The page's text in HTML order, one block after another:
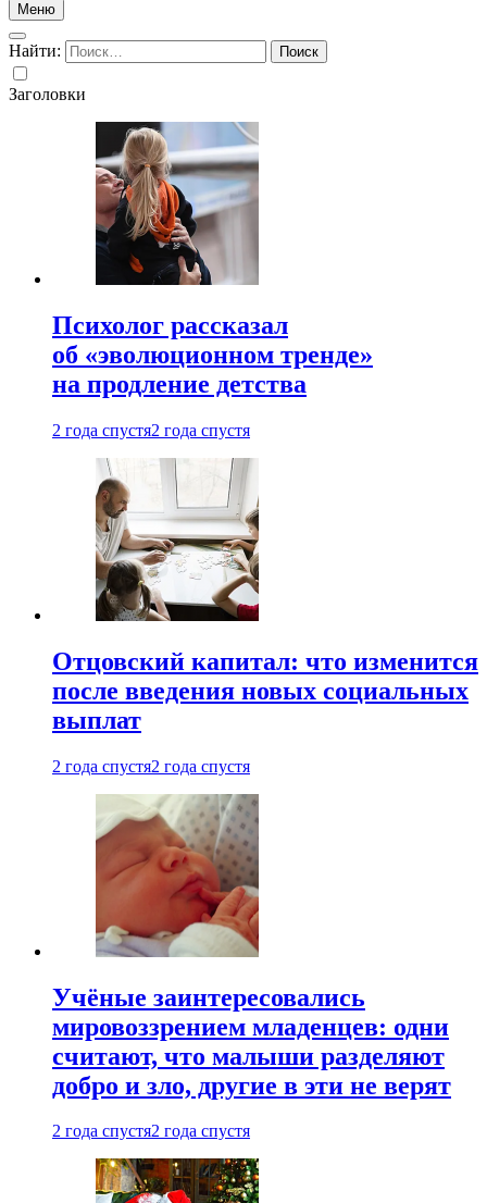
Меню
Найти:
Заголовки
Психолог рассказал
об «эволюционном тренде»
на продление детства
2 года спустя2 года спустя
Отцовский капитал: что изменится
после введения новых социальных
выплат
2 года спустя2 года спустя
Учёные заинтересовались
мировоззрением младенцев: одни
считают, что малыши разделяют
добро и зло, другие в эти не верят
2 года спустя2 года спустя